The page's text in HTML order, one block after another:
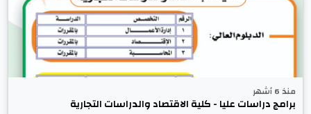
منذ 6 أشهر
برامج دراسات عليا - كلية الاقتصاد والدراسات التجارية